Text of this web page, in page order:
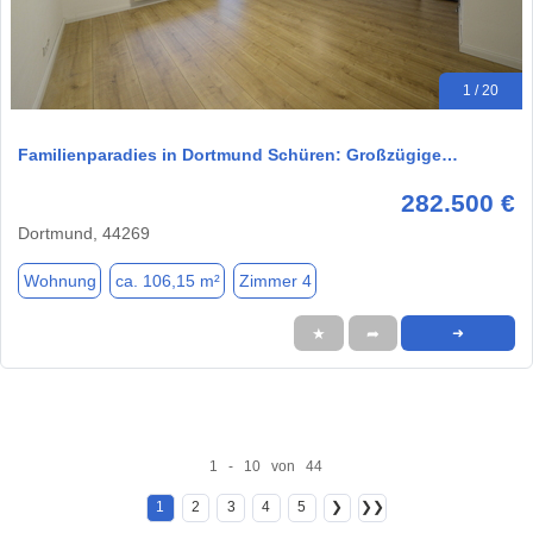
1 / 20
Familienparadies in Dortmund Schüren: Großzügige…
282.500 €
Dortmund, 44269
Wohnung ca. 106,15 m² Zimmer 4
★ ➦ ➜
1 - 10 von 44
1 2 3 4 5 ❯ ❯❯